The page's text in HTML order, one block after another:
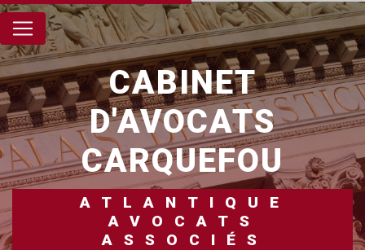
CABINET
D'AVOCATS
CARQUEFOU
ATLANTIQUE
AVOCATS
ASSOCIÉS
Panneau de gestion des cookies